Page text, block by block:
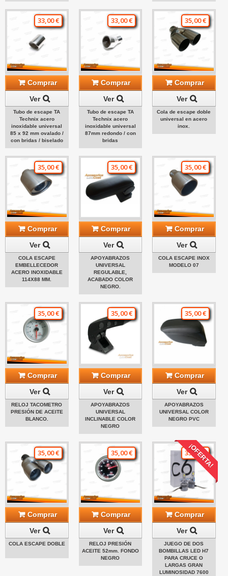
33,00 €
Comprar
Ver
Tubo de escape TA
Technix acero
inoxidable universal
85 x 92 mm ovalado /
con bridas / biselado
33,00 €
Comprar
Ver
Tubo de escape TA
Technix acero
inoxidable universal
87mm redondo / con
bridas
35,00 €
Comprar
Ver
Cola de escape doble
universal en acero
inox.
35,00 €
Comprar
Ver
COLA ESCAPE
EMBELLECEDOR
ACERO INOXIDABLE
114X88 MM.
35,00 €
Comprar
Ver
APOYABRAZOS
UNIVERSAL
REGULABLE,
ACABADO COLOR
NEGRO.
35,00 €
Comprar
Ver
COLA ESCAPE INOX
MODELO 07
35,00 €
Comprar
Ver
RELOJ TACOMETRO
PRESIÓN DE ACEITE
BLANCO.
35,00 €
Comprar
Ver
APOYABRAZOS
UNIVERSAL
INCLINABLE COLOR
NEGRO
35,00 €
Comprar
Ver
APOYABRAZOS
UNIVERSAL COLOR
NEGRO PVC
35,00 €
Comprar
Ver
COLA ESCAPE DOBLE
35,00 €
Comprar
Ver
RELOJ PRESIÓN
ACEITE 52mm. FONDO
NEGRO
¡OFERTA!
35,00 €
Comprar
Ver
JUEGO DE DOS
BOMBILLAS LED H7
PARA CRUCE O
LARGAS GRAN
LUMINOSIDAD 7600